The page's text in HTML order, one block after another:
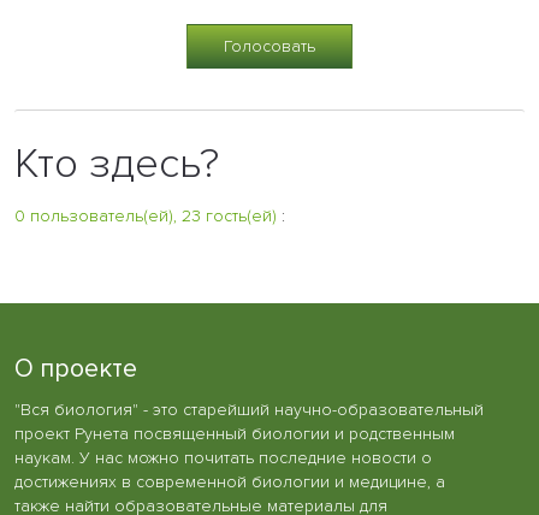
Кто здесь?
0 пользователь(ей), 23 гость(ей) :
О проекте
"Вся биология" - это старейший научно-образовательный
проект Рунета посвященный биологии и родственным
наукам. У нас можно почитать последние новости о
достижениях в современной биологии и медицине, а
также найти образовательные материалы для